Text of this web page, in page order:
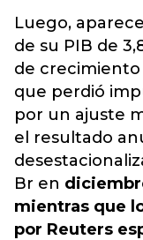
Luego,
de su PIB de
de crecimiento
que perdió
por un ajuste
el resultado
Br en
mientras que
por Reuters